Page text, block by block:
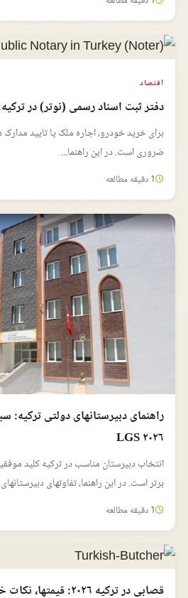
اقتصاد
دفتر ثبت اسناد رسمی (نوتر) در ترکیه:
برای خرید خودرو، اجاره ملک یا تایید مدارک
ضروری است. در این راهنما...
1 دقیقه مطالعه
راهنمای دبیرستانهای دولتی
LGS ۲۰۲۶
انتخاب دبیرستان مناسب در ترکیه کلید
برتر است. در این راهنما، تفاوتهای
1 دقیقه مطالعه
قصابی در ترکیه ۲۰۲۶: قیمتها، نکات خرید و آدرسهای برتر